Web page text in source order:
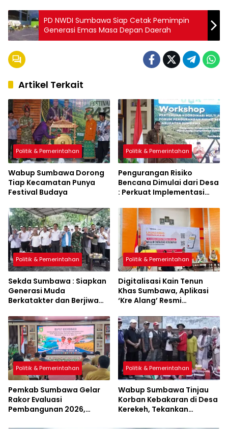
PD NWDI Sumbawa Siap Cetak Pemimpin
Generasi Emas Masa Depan Daerah
Artikel Terkait
Politik & Pemerintahan
Wabup Sumbawa Dorong
Tiap Kecamatan Punya
Festival Budaya
Politik & Pemerintahan
Pengurangan Risiko
Bencana Dimulai dari Desa
: Perkuat Implementasi
Politik & Pemerintahan
Sekda Sumbawa : Siapkan
Generasi Muda
Berkatakter dan Berjiwa
Politik & Pemerintahan
Digitalisasi Kain Tenun
Khas Sumbawa, Aplikasi
‘Kre Alang’ Resmi
Politik & Pemerintahan
Pemkab Sumbawa Gelar
Rakor Evaluasi
Pembangunan 2026,
Politik & Pemerintahan
Wabup Sumbawa Tinjau
Korban Kebakaran di Desa
Kerekeh, Tekankan